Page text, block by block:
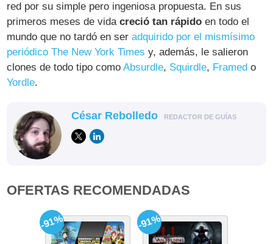
red por su simple pero ingeniosa propuesta. En sus
primeros meses de vidacreció tan rápido en todo el
mundo que no tardó en seradquirido por el mismísimo
periódico The New York Times y, además, le salieron
clones de todo tipo comoAbsurdle, Squirdle, Framed o
Yordle.
César Rebolledo REDACTOR DE GUÍAS
OFERTAS RECOMENDADAS
-91% -91%